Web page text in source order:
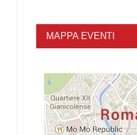
MAPPA EVENTI